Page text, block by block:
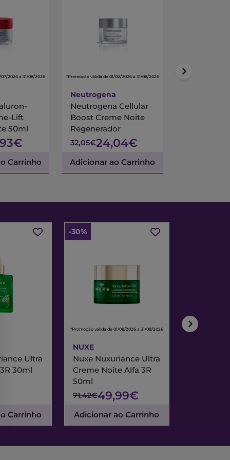
2026 a 31/08/2026
Lift
50ml
Carrinho
*Promoção válida de 01/02/2026 a 31/08/2026
Neutrogena
Neutrogena Cellular
Boost Creme Noite
Regenerador
32,05€24,04€
Adicionar ao Carrinho
*Promoção válida de
Ultra
30ml
Carrinho
-30%
*Promoção válida de 01/08/2026 a 31/08/2026
NUXE
Nuxe Nuxuriance Ultra
Creme Noite Alfa 3R
50ml
71,42€49,99€
Adicionar ao Carrinho
*Promoção válida